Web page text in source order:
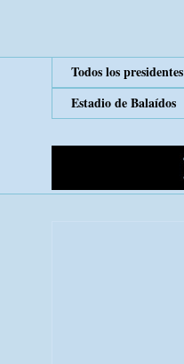
Todos los presidentes
Estadio de Balaídos